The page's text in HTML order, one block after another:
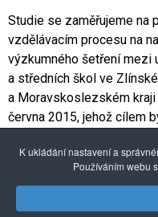
Studie se zaměřujeme na
vzdělávacím procesu na
výzkumného šetření mezi
a středních škol ve
a Moravskoslezském
června 2015, jehož cílem
Plné znění studie na
1/2016)ZDE
K ukládání nastavení a
Používáním webu